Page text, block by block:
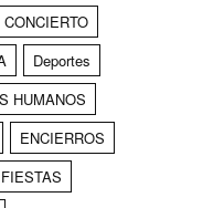
CONCIERTO
Deportes
HUMANOS
ENCIERROS
FIESTAS